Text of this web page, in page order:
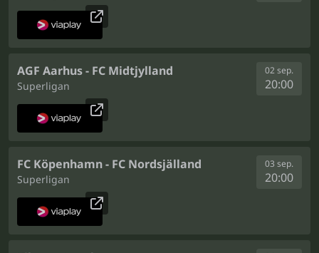
AGF Aarhus - FC Midtjylland
Superligan
02 sep.
20:00
FC Köpenhamn - FC Nordsjälland
Superligan
03 sep.
20:00